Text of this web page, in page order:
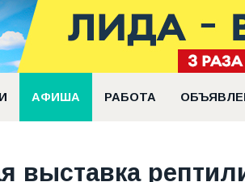
АФИША РАБОТА
выставка